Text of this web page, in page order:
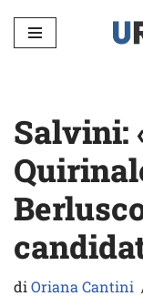
Vai
Salvini:
diOriana Cantini